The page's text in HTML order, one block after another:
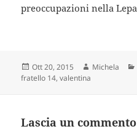
preoccupazioni nella
Scritto
il
Ott 20, 2015 Autore
Michela
fratello 14,valentina
Lascia un commento